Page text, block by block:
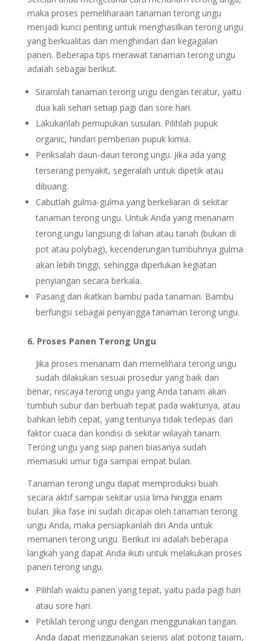
maka proses pemeliharaan tanaman terong ungu
menjadi kunci penting untuk menghasilkan terong ungu
yang berkualitas dan menghindari dari kegagalan
panen. Beberapa tips merawat tanaman terong ungu
adalah sebagai berikut.
Siramlah tanaman terong ungu dengan teratur, yaitu
dua kali sehari setiap pagi dan sore hari.
Lakukanlah pemupukan susulan. Pilihlah pupuk
organic, hindari pemberian pupuk kimia.
Periksalah daun-daun terong ungu. Jika ada yang
terserang penyakit, segeralah untuk dipetik atau
dibuang.
Cabutlah gulma-gulma yang berkeliaran di sekitar
tanaman terong ungu. Untuk Anda yang menanam
terong ungu langsung di lahan atau tanah (bukan di
pot atau polybag), kecenderungan tumbuhnya gulma
akan lebih tinggi, sehingga diperlukan kegiatan
penyiangan secara berkala.
Pasang dan ikatkan bambu pada tanaman. Bambu
berfungsi sebagai penyangga tanaman terong ungu.
6. Proses Panen Terong Ungu
Jika proses menanam dan memelihara terong ungu
sudah dilakukan sesuai prosedur yang baik dan
benar, niscaya terong ungu yang Anda tanam akan
tumbuh subur dan berbuah tepat pada waktunya, atau
bahkan lebih cepat, yang tentunya tidak terlepas dari
faktor cuaca dan kondisi di sekitar wilayah tanam.
Terong ungu yang siap panen biasanya sudah
memasuki umur tiga sampai empat bulan.
Tanaman terong ungu dapat memproduksi buah
secara aktif sampai sekitar usia lima hingga enam
bulan. Jika fase ini sudah dicapai oleh tanaman terong
ungu Anda, maka persiapkanlah diri Anda untuk
memanen terong ungu. Berikut ini adalah beberapa
langkah yang dapat Anda ikuti untuk melakukan proses
panen terong ungu.
Pilihlah waktu panen yang tepat, yaitu pada pagi hari
atau sore hari.
Petiklah terong ungu dengan menggunakan tangan.
Anda dapat menggunakan sejenis alat potong tajam,